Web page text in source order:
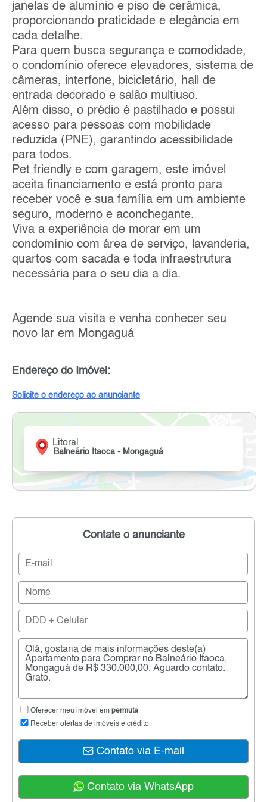
janelas de alumínio e piso de cerâmica,
proporcionando praticidade e elegância em
cada detalhe.
Para quem busca segurança e comodidade,
o condomínio oferece elevadores, sistema de
câmeras, interfone, bicicletário, hall de
entrada decorado e salão multiuso.
Além disso, o prédio é pastilhado e possui
acesso para pessoas com mobilidade
reduzida (PNE), garantindo acessibilidade
para todos.
Pet friendly e com garagem, este imóvel
aceita financiamento e está pronto para
receber você e sua família em um ambiente
seguro, moderno e aconchegante.
Viva a experiência de morar em um
condomínio com área de serviço, lavanderia,
quartos com sacada e toda infraestrutura
necessária para o seu dia a dia.
Agende sua visita e venha conhecer seu
novo lar em Mongaguá
Endereço do Imóvel:
Solicite o endereço ao anunciante
Litoral
Balneário Itaoca - Mongaguá
Contate o anunciante
Oferecer meu imóvel em permuta
Receber ofertas de imóveis e crédito
Contato via E-mail
Contato via WhatsApp